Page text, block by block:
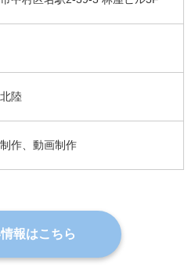
陸
作、動画制作
報はこちら